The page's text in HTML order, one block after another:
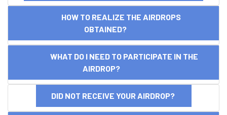
HOW TO REALIZE THE AIRDROPS
OBTAINED?
WHAT DO I NEED TO PARTICIPATE IN THE
AIRDROP?
DID NOT RECEIVE YOUR AIRDROP?